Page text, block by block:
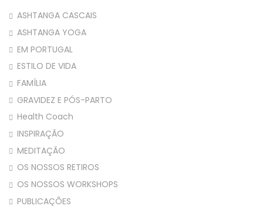
ASHTANGA CASCAIS
ASHTANGA YOGA
EM PORTUGAL
ESTILO DE VIDA
FAMÍLIA
GRAVIDEZ E PÓS-PARTO
Health Coach
INSPIRAÇÃO
MEDITAÇÃO
OS NOSSOS RETIROS
OS NOSSOS WORKSHOPS
PUBLICAÇÕES